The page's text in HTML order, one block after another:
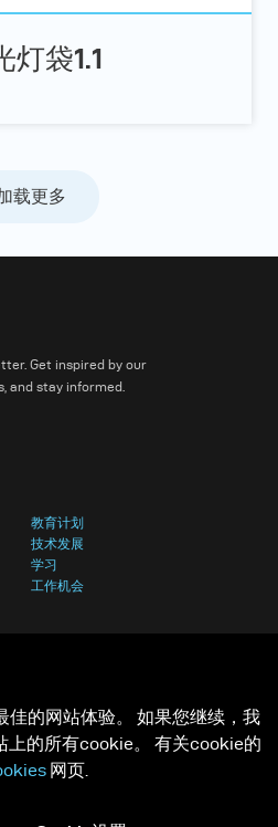
灯袋1.1
载更多
Get inspired by our
and stay informed.
教育计划
技术发展
学习
工作机会
的网站体验。 如果您继续，我
上的所有cookie。 有关cookie的
网页.